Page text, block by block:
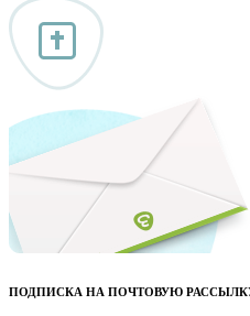
ПОДПИСКА НА ПОЧТОВУЮ